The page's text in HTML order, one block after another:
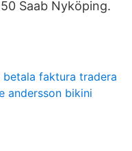
Saab Nyköping.
betala faktura tradera
andersson bikini